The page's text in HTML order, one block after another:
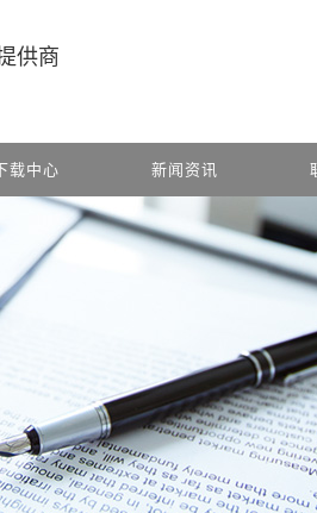
供商
载中心 新闻资讯